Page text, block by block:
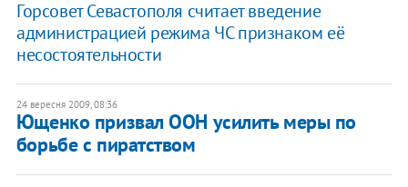
Горсовет Севастополя считает введение
администрацией режима ЧС признаком её
несостоятельности
24 вересня 2009, 08:36
Ющенко призвал ООН усилить меры по
борьбе с пиратством